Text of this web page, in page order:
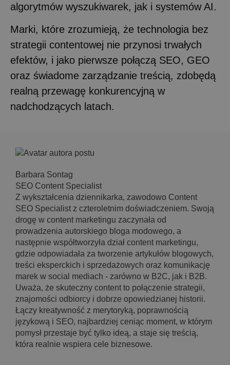
algorytmów wyszukiwarek, jak i systemów AI.
Marki, które zrozumieją, że technologia bez
strategii contentowej nie przynosi trwałych
efektów, i jako pierwsze połączą SEO, GEO
oraz świadome zarządzanie treścią, zdobędą
realną przewagę konkurencyjną w
nadchodzących latach.
Barbara Sontag
SEO Content Specialist
Z wykształcenia dziennikarka, zawodowo Content
SEO Specialist z czteroletnim doświadczeniem. Swoją
drogę w content marketingu zaczynała od
prowadzenia autorskiego bloga modowego, a
następnie współtworzyła dział content marketingu,
gdzie odpowiadała za tworzenie artykułów blogowych,
treści eksperckich i sprzedażowych oraz komunikację
marek w social mediach - zarówno w B2C, jak i B2B.
Uważa, że skuteczny content to połączenie strategii,
znajomości odbiorcy i dobrze opowiedzianej historii.
Łączy kreatywność z merytoryką, poprawnością
językową i SEO, najbardziej ceniąc moment, w którym
pomysł przestaje być tylko ideą, a staje się treścią,
która realnie wspiera cele biznesowe.